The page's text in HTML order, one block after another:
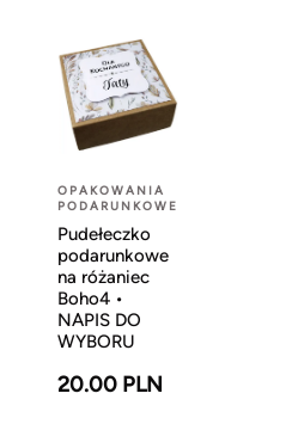
OPAKOWANIA
PODARUNKOWE
Pudełeczko
podarunkowe
na różaniec
Boho4 •
NAPIS DO
WYBORU
20.00 PLN